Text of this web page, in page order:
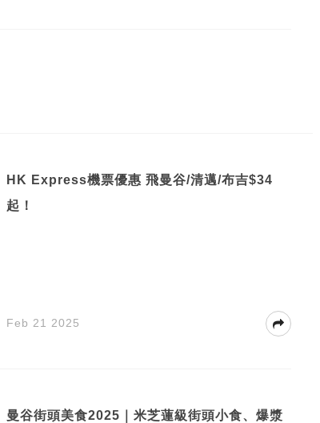
HK Express機票優惠 飛曼谷/清邁/布吉$34
起！
Feb 21 2025
曼谷街頭美食2025｜米芝蓮級街頭小食、爆漿